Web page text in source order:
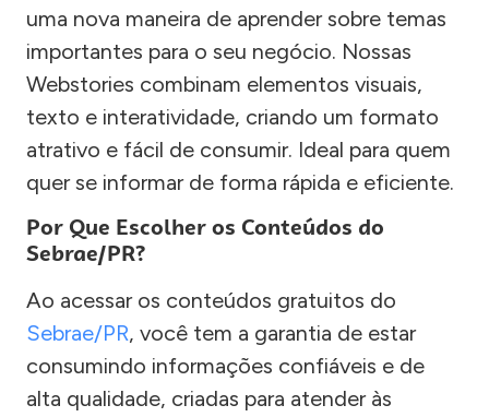
uma nova maneira de aprender sobre temas
importantes para o seu negócio. Nossas
Webstories combinam elementos visuais,
texto e interatividade, criando um formato
atrativo e fácil de consumir. Ideal para quem
quer se informar de forma rápida e eficiente.
Por Que Escolher os Conteúdos do
Sebrae/PR?
Ao acessar os conteúdos gratuitos do
Sebrae/PR, você tem a garantia de estar
consumindo informações confiáveis e de
alta qualidade, criadas para atender às